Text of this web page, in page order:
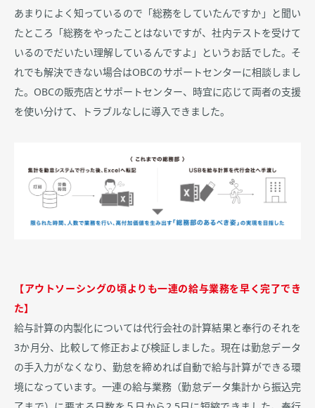
あまりによく知っているので「総務をしていたんですか」と聞い
たところ「総務をやったことはないですが、社内テストを受けて
いるのでだいたい理解しているんですよ」というお話でした。そ
れでも解決できない場合はOBCのサポートセンターに相談しまし
た。OBCの販売店とサポートセンター、時宜に応じて両者の支援
を使い分けて、トラブルなしに導入できました。
【アウトソーシングの頃よりも一連の給与業務を早く完了でき
た】
給与計算の内製化については代行会社の計算結果と奉行のそれを
3か月分、比較して修正および検証しました。現在は勤怠データ
の手入力がなくなり、勤怠を締めれば自動で給与計算ができる環
境になっています。一連の給与業務（勤怠データ集計から振込完